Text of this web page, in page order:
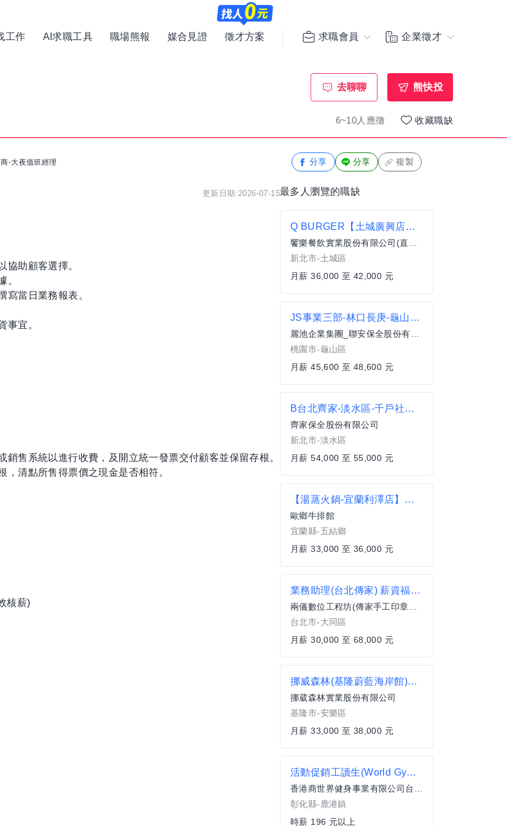
工作 AI求職工具 職場熊報 媒合見證 徵才方案 求職會員 企業徵才
去聊聊 熊快投
6~10人應徵 收藏職缺
-大夜值班經理
更新日期:2026-07-15
協助顧客選擇。
。
寫當日業務報表。
事宜。
售系統以進行收費，及開立統一發票交付顧客並保留存根。
，清點所售得票價之現金是否相符。
核薪)
分享 分享 複製
最多人瀏覽的職缺
Q BURGER【土城廣興店】月薪最高42,000 X儲備幹部一頭班X 歡迎轉職、新鮮人加入
饗樂餐飲實業股份有限公司(直營總公司)
新北市-土城區
月薪 36,000 至 42,000 元
JS事業三部-林口長庚-龜山區-夜班駐點警衛45600元-48600元
麗池企業集團_聯安保全股份有限公司
桃園市-龜山區
月薪 45,600 至 48,600 元
B台北齊家-淡水區-千戶社區經理 55K
齊家保全股份有限公司
新北市-淡水區
月薪 54,000 至 55,000 元
【湯蒸火鍋-宜蘭利澤店】內外場儲備幹部(領班、主任、襄理)
歐鄉牛排館
宜蘭縣-五結鄉
月薪 33,000 至 36,000 元
業務助理(台北傳家) 薪資福利優於行情,無經驗可,有教育訓練,二度就業和畢業生歡迎加入體門市
兩儀數位工程坊(傳家手工印章、東方翡翠寶石)
台北市-大同區
月薪 30,000 至 68,000 元
挪威森林(基隆蔚藍海岸館)輪班房務員9H月休8天
挪葳森林實業股份有限公司
基隆市-安樂區
月薪 33,000 至 38,000 元
活動促銷工讀生(World Gym鹿港店)
香港商世界健身事業有限公司台灣分公司
彰化縣-鹿港鎮
時薪 196 元以上